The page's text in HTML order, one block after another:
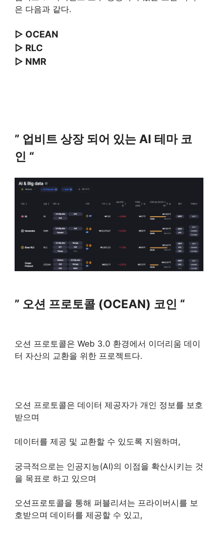
은 다음과 같다.
▷ OCEAN
▷ RLC
▷ NMR
” 업비트 상장 되어 있는 AI 테마 코
인 “
” 오션 프로토콜 (OCEAN) 코인 “
오션 프로토콜은 Web 3.0 환경에서 이더리움 데이
터 자산의 교환을 위한 프로젝트다.
오션 프로토콜은 데이터 제공자가 개인 정보를 보호
받으며
데이터를 제공 및 교환할 수 있도록 지원하며,
궁극적으로는 인공지능(AI)의 이점을 확산시키는 것
을 목표로 하고 있으며
오션프로토콜을 통해 퍼블리셔는 프라이버시를 보
호받으며 데이터를 제공할 수 있고,